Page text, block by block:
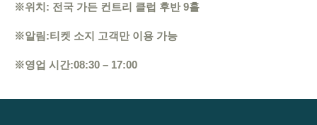
※위치: 전국 가든 컨트리 클럽 후반 9홀
※알림:티켓 소지 고객만 이용 가능
※영업 시간:08:30 – 17:00